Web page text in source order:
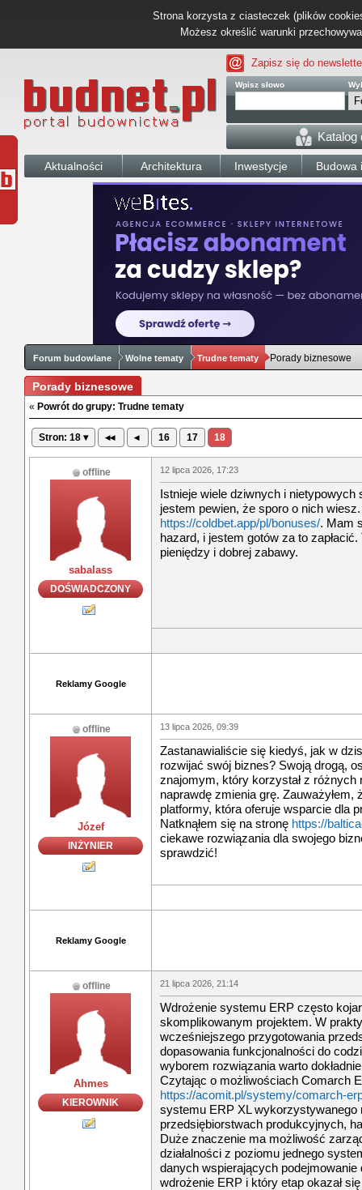
Strona korzysta z ciasteczek (plików
Możesz określić warunki
Zapisz się do
Wpisz słowo
Katalog
Aktualności Architektura Inwestycje Budowa
Forum budowlane Wolne tematy Trudne tematy Porady biznesowe
Porady biznesowe
« Powrót do grupy: Trudne tematy
Stron: 18 ▾ ◂◂ ◂ 16 17 18
offline
sabalass
DOŚWIADCZONY
12 lipca 2026, 17:23
Istnieje wiele dziwnych i nietypowych
jestem pewien, że sporo o nich
https://coldbet.app/pl/bonuses/. Mam
hazard, i jestem gotów za to
pieniędzy i dobrej zabawy.
Reklamy Google
offline
Józef
INŻYNIER
13 lipca 2026, 09:39
Zastanawialiście się kiedyś, jak w
rozwijać swój biznes? Swoją drogą,
znajomym, który korzystał z różnych
naprawdę zmienia grę. Zauważyłem,
platformy, która oferuje wsparcie dla
Natknąłem się na stronę https://
ciekawe rozwiązania dla swojego
sprawdzić!
Reklamy Google
offline
Ahmes
KIEROWNIK
21 lipca 2026, 21:14
Wdrożenie systemu ERP często
skomplikowanym projektem. W
wcześniejszego przygotowania
dopasowania funkcjonalności do
wyborem rozwiązania warto
Czytając o możliwościach Comarch
https://acomit.pl/systemy/comarch-
systemu ERP XL wykorzystywanego
przedsiębiorstwach produkcyjnych,
Duże znaczenie ma możliwość
działalności z poziomu jednego
danych wspierających podejmowanie
wdrożenie ERP i który etap okazał